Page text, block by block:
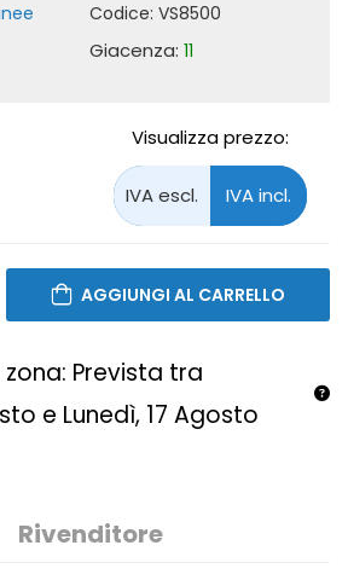
Codice: VS8500
Giacenza: 11
Visualizza prezzo:
AGGIUNGI AL CARRELLO
Prevista tra
e Lunedì, 17 Agosto
Rivenditore